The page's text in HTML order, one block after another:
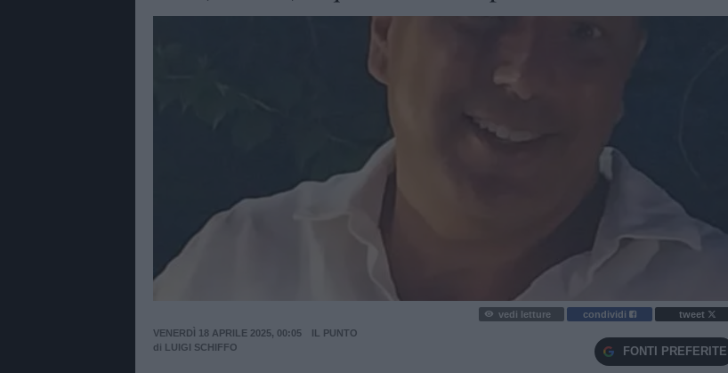
vedi letture condividi
tweet
VENERDÌ 18 APRILE 2025, 00:05
IL PUNTO
di LUIGI SCHIFFO FONTI PREFERITE